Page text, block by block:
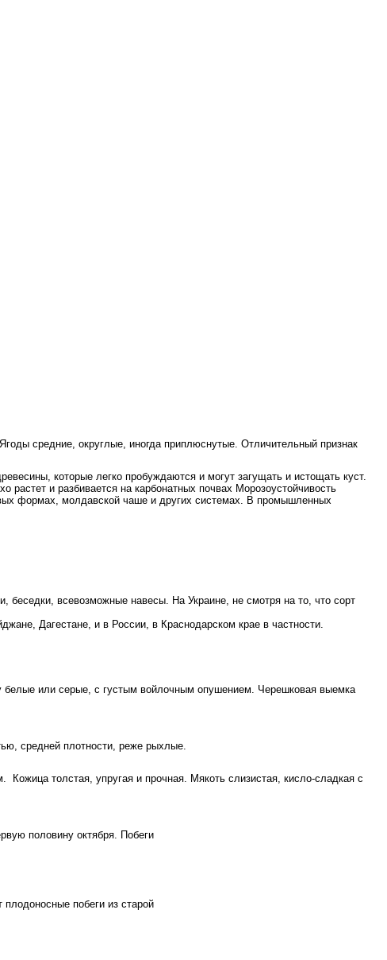
средние, округлые, иногда приплюснутые. Отличительный признак
которые легко пробуждаются и могут загущать и истощать куст.
и разбивается на карбонатных почвах Морозоустойчивость
формах, молдавской чаше и других системах. В промышленных
беседки, всевозможные навесы. На Украине, не смотря на то, что сорт
Дагестане, и в России, в Краснодарском крае в частности.
белые или серые, с густым войлочным опушением. Черешковая выемка
средней плотности, реже рыхлые.
Кожица толстая, упругая и прочная. Мякоть слизистая, кисло-сладкая с
половину октября. Побеги
побеги из старой